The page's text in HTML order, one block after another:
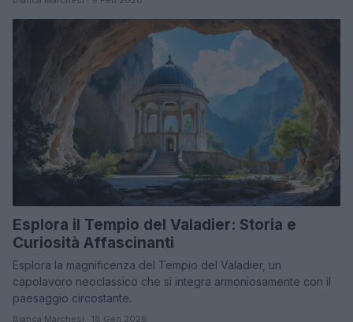
Esplora il Tempio del Valadier: Storia e
Curiosità Affascinanti
Esplora la magnificenza del Tempio del Valadier, un
capolavoro neoclassico che si integra armoniosamente con il
paesaggio circostante.
Bianca Marchesi · 18 Gen 2026